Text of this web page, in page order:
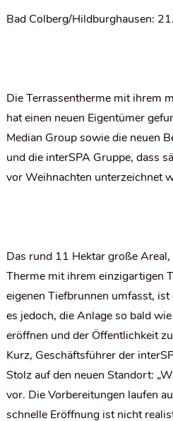
Bad Colberg/Hildburghausen:
Die Terrassentherme mit ihrem
hat einen neuen Eigentümer
Median Group sowie die neuen
und die interSPA Gruppe, dass
vor Weihnachten unterzeichnet
Das rund 11 Hektar große
Therme mit ihrem einzigartigen
eigenen Tiefbrunnen umfasst,
es jedoch, die Anlage so bald
eröffnen und der Öffentlichkeit
Kurz, Geschäftsführer der
Stolz auf den neuen Standort:
vor. Die Vorbereitungen laufen
schnelle Eröffnung ist nicht